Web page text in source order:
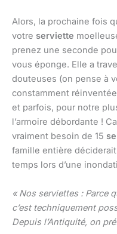
Alors, la prochaine fois
votre serviette
prenez une seconde
vous éponge. Elle a
douteuses (on pense à
constamment
et parfois, pour notre
l’armoire débordante !
vraiment besoin de 15
famille entière
temps lors d’une
« Nos serviettes : Parce
c’est techniquement
Depuis l’Antiquité, on